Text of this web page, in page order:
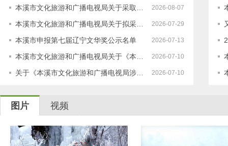
2026-08-07
本溪市文化旅游和广播电视局关于采取…
2026-07-29
本溪市文化旅游和广播电视局关于拟采…
2026-07-13
本溪市申报第七届辽宁文华奖公示名单
2026-07-10
本溪市文化旅游和广播电视局关于《本…
2026-07-10
关于《本溪市文化旅游和广播电视局涉…
图片 视频